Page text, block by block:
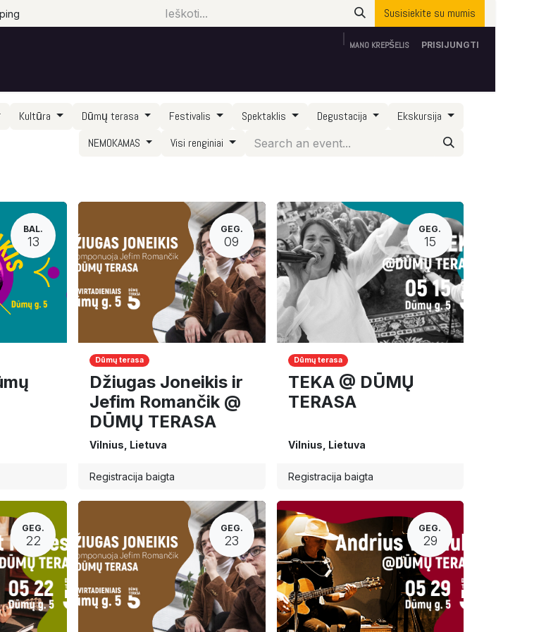
Susisiekite su mumis
MANO KREPŠELIS PRISIJUNGTI
Kultūra Dūmų terasa Festivalis Spektaklis Degustacija
Ekskursija
NEMOKAMAS
Visi renginiai
BAL.
13
GEG.
09
Dūmų terasa
Džiugas Joneikis ir
Jefim Romančik @
DŪMŲ TERASA
Vilnius Lietuva
Registracija baigta
GEG.
15
Dūmų terasa
TEKA @ DŪMŲ
TERASA
Vilnius Lietuva
Registracija baigta
GEG.
22
GEG.
23
GEG.
29